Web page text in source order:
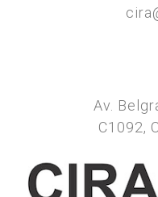
Av.
C1092,